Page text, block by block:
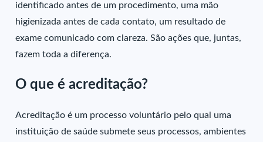
identificado antes de um procedimento, uma mão
higienizada antes de cada contato, um resultado de
exame comunicado com clareza. São ações que, juntas,
fazem toda a diferença.
O que é acreditação?
Acreditação é um processo voluntário pelo qual uma
instituição de saúde submete seus processos, ambientes